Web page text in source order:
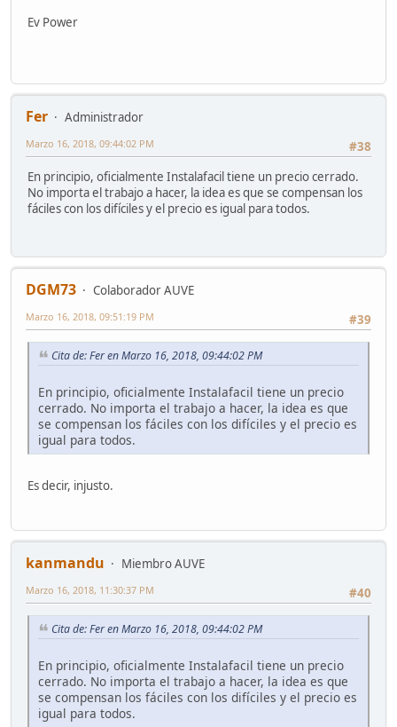
Ev Power
Fer
Administrador
#38
Marzo 16, 2018, 09:44:02 PM
En principio, oficialmente Instalafacil tiene un precio cerrado.
No importa el trabajo a hacer, la idea es que se compensan los
fáciles con los difíciles y el precio es igual para todos.
DGM73
Colaborador AUVE
#39
Marzo 16, 2018, 09:51:19 PM
Cita de: Fer en Marzo 16, 2018, 09:44:02 PM
En principio, oficialmente Instalafacil tiene un precio
cerrado. No importa el trabajo a hacer, la idea es que
se compensan los fáciles con los difíciles y el precio es
igual para todos.
Es decir, injusto.
kanmandu
Miembro AUVE
#40
Marzo 16, 2018, 11:30:37 PM
Cita de: Fer en Marzo 16, 2018, 09:44:02 PM
En principio, oficialmente Instalafacil tiene un precio
cerrado. No importa el trabajo a hacer, la idea es que
se compensan los fáciles con los difíciles y el precio es
igual para todos.